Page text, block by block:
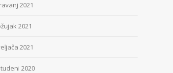
2021
2021
2021
2020